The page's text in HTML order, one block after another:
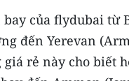
của flydubai từ
đến Yerevan
giá rẻ này cho biết